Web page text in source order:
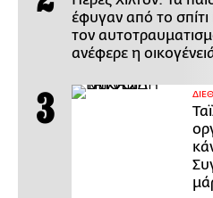
έφυγαν από το σπίτι
τον
ανέφερε η